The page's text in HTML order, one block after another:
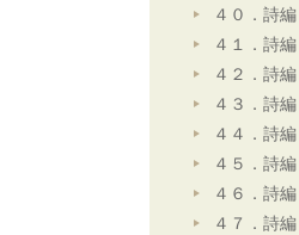
４０．詩
４１．詩
４２．詩
４３．詩
４４．詩
４５．詩
４６．詩
４７．詩